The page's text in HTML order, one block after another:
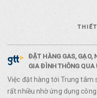
ĐẶT HÀNG GAS, GẠO,
GIA ĐÌNH THÔNG QUA
Việc đặt hàng tới Trung tâm
rất nhiều nhờ ứng dụng